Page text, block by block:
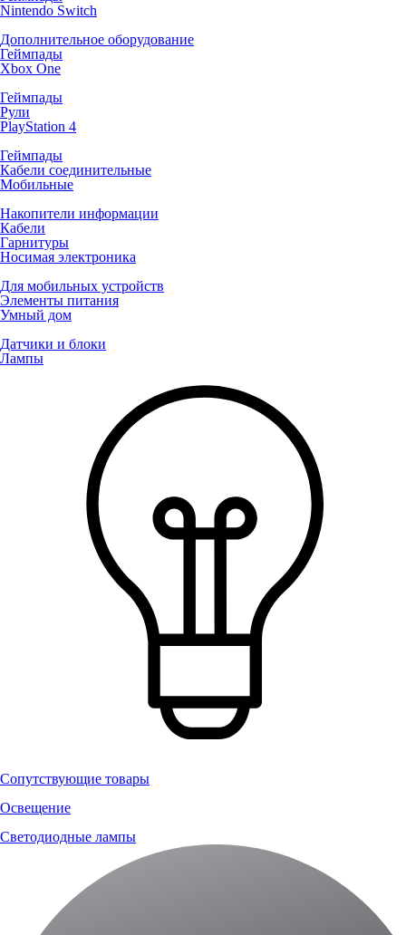
Nintendo Switch
Дополнительное оборудование
Геймпады
Xbox One
Геймпады
Рули
PlayStation 4
Геймпады
Кабели соединительные
Мобильные
Накопители информации
Кабели
Гарнитуры
Носимая электроника
Для мобильных устройств
Элементы питания
Умный дом
Датчики и блоки
Лампы
Сопутствующие товары
Освещение
Светодиодные лампы